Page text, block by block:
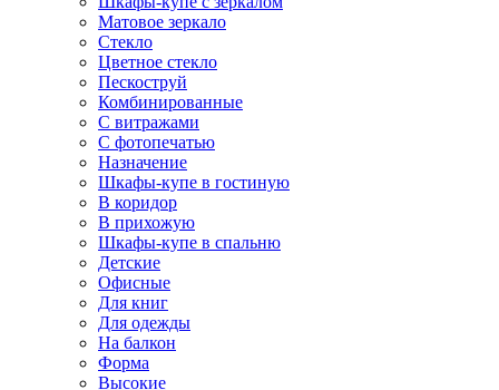
Матовое зеркало
Стекло
Цветное стекло
Пескоструй
Комбинированные
С витражами
С фотопечатью
Назначение
Шкафы-купе в гостиную
В коридор
В прихожую
Шкафы-купе в спальню
Детские
Офисные
Для книг
Для одежды
На балкон
Форма
Высокие